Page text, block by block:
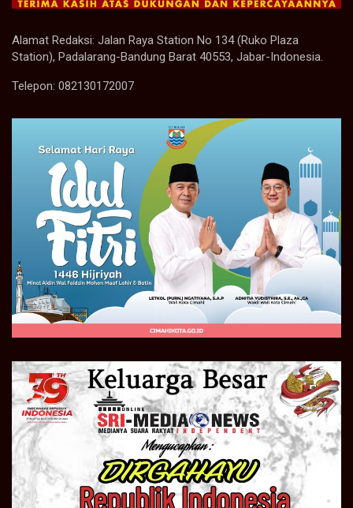
Alamat Redaksi: Jalan Raya Station No 134 (Ruko Plaza
Station), Padalarang-Bandung Barat 40553, Jabar-Indonesia.
Telepon: 082130172007